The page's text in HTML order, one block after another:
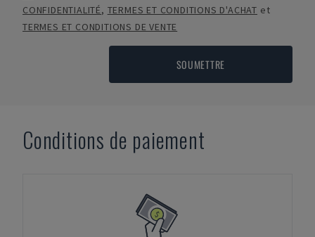
CONFIDENTIALITÉ, TERMES ET CONDITIONS D'ACHAT et
TERMES ET CONDITIONS DE VENTE
SOUMETTRE
Conditions de paiement